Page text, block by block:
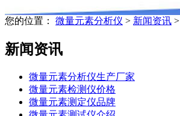
您的位置： 微量元素分析仪 > 新闻资讯 >
新闻资讯
微量元素分析仪生产厂家
微量元素检测仪价格
微量元素测定仪品牌